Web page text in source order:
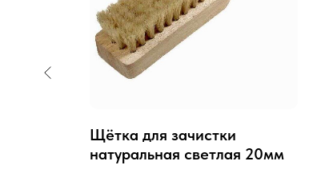
Щётка для зачистки
натуральная светлая 20мм